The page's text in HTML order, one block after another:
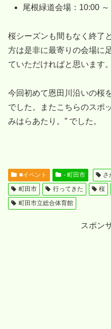
尾根緑道会場：10:00
桜シーズンも間もなく終了
方は是非に最寄りの会場に
ていただければと思います。
今回初めて恩田川沿いの桜
でした。またこちらのスポ
みはらあたり。” でした。
■イベント - 町田市 さ
町田市
行ってきた 桜
町田市立総合体育館
スポン